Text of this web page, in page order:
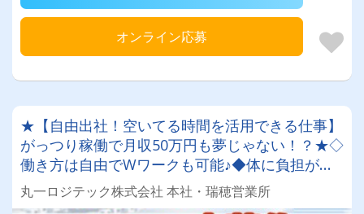
オンライン応募
★【自由出社！空いてる時間を活用できる仕事】
がっつり稼働で月収50万円も夢じゃない！？★◇
働き方は自由でWワークも可能♪◆体に負担がな
いから定年後のセカンドライフにも最適！！【即
面接、スピード採用可能！】
丸一ロジテック株式会社 本社・瑞穂営業所